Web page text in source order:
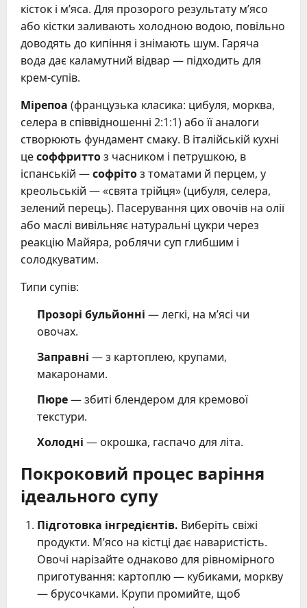
кісток і м’яса. Для прозорого результату м’ясо
або кістки заливають холодною водою, повільно
доводять до кипіння і знімають шум. Гаряча
вода дає каламутний відвар — підходить для
крем-супів.
Мірепоа (французька класика: цибуля, морква,
селера в співвідношенні 2:1:1) або її аналоги
створюють фундамент смаку. В італійській кухні
цесоффриттоз часником і петрушкою, в
іспанській —софрітоз томатами й перцем, у
креольській — «свята трійця» (цибуля, селера,
зелений перець). Пасерування цих овочів на олії
або маслі вивільняє натуральні цукри через
реакцію Майяра, роблячи суп глибшим і
солодкуватим.
Типи супів:
Прозорі бульйонні — легкі, на м’ясі чи
овочах.
Заправні — з картоплею, крупами,
макаронами.
Пюре— збиті блендером для кремової
текстури.
Холодні — окрошка, гаспачо для літа.
Покроковий процес варіння
ідеального супу
Підготовка інгредієнтів. Виберіть свіжі
продукти. М’ясо на кістці дає наваристість.
Овочі нарізайте однаково для рівномірного
приготування: картоплю — кубиками, моркву
— брусочками. Крупи промийте, щоб